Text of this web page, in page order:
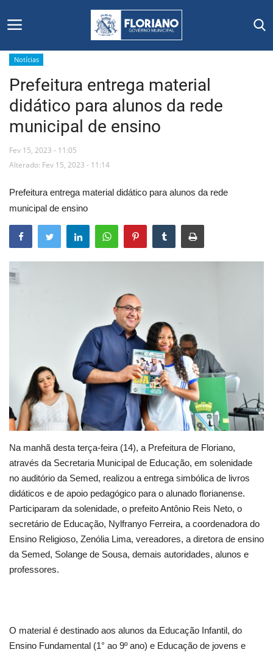
Início
Editais
Floriano
Mural de Licitações
Notícias
Vídeos
Notícias
Prefeitura entrega material
didático para alunos da rede
municipal de ensino
Fev 15, 2023 - 11:05
Alterado: Fev 15, 2023 - 11:14
Prefeitura entrega material didático para alunos da rede
municipal de ensino
Na manhã desta terça-feira (14), a Prefeitura de Floriano,
através da Secretaria Municipal de Educação, em solenidade
no auditório da Semed, realizou a entrega simbólica de livros
didáticos e de apoio pedagógico para o alunado florianense.
Participaram da solenidade, o prefeito Antônio Reis Neto, o
secretário de Educação, Nylfranyo Ferreira, a coordenadora do
Ensino Religioso, Zenólia Lima, vereadores, a diretora de ensino
da Semed, Solange de Sousa, demais autoridades, alunos e
professores.
O material é destinado aos alunos da Educação Infantil, do
Ensino Fundamental (1° ao 9º ano) e Educação de jovens e